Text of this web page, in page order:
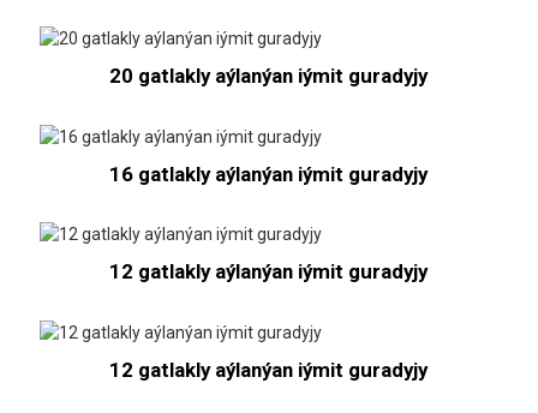
20 gatlakly aýlanýan iýmit guradyjy
16 gatlakly aýlanýan iýmit guradyjy
12 gatlakly aýlanýan iýmit guradyjy
12 gatlakly aýlanýan iýmit guradyjy